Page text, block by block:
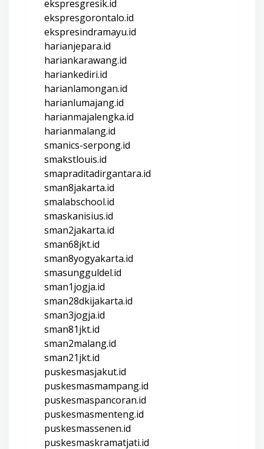
ekspresgresik.id
ekspresgorontalo.id
ekspresindramayu.id
harianjepara.id
hariankarawang.id
hariankediri.id
harianlamongan.id
harianlumajang.id
harianmajalengka.id
harianmalang.id
smanics-serpong.id
smakstlouis.id
smapraditadirgantara.id
sman8jakarta.id
smalabschool.id
smaskanisius.id
sman2jakarta.id
sman68jkt.id
sman8yogyakarta.id
smasungguldel.id
sman1jogja.id
sman28dkijakarta.id
sman3jogja.id
sman81jkt.id
sman2malang.id
sman21jkt.id
puskesmasjakut.id
puskesmasmampang.id
puskesmaspancoran.id
puskesmasmenteng.id
puskesmassenen.id
puskesmaskramatjati.id